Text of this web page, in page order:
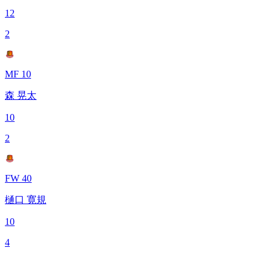
12
2
MF 10
森 晃太
10
2
FW 40
樋口 寛規
10
4